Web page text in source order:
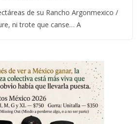
de su Rancho Argonmexico /
ni trote que canse… A